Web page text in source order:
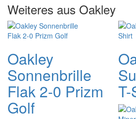
Weiteres aus Oakley
Oakley
Sonnenbrille
Flak 2-0 Prizm
Golf